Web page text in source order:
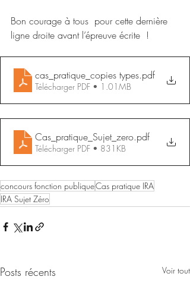
Bon courage à tous  pour cette dernière
ligne droite avant l’épreuve écrite  !
cas_pratique_copies types.pdf
Télécharger PDF • 1.01MB
Cas_pratique_Sujet_zero.pdf
Télécharger PDF • 831KB
concours fonction publiqueCas pratique IRA
IRA Sujet Zéro
Posts récents Voir tout